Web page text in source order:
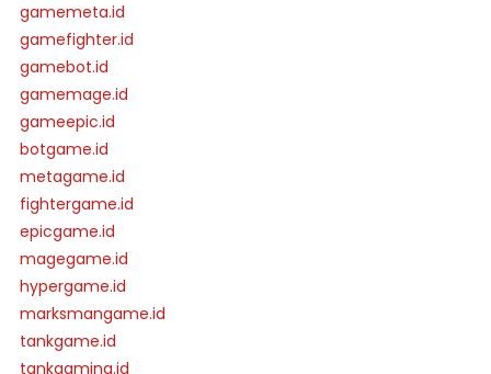
gamemeta.id
gamefighter.id
gamebot.id
gamemage.id
gameepic.id
botgame.id
metagame.id
fightergame.id
epicgame.id
magegame.id
hypergame.id
marksmangame.id
tankgame.id
tankgaming.id